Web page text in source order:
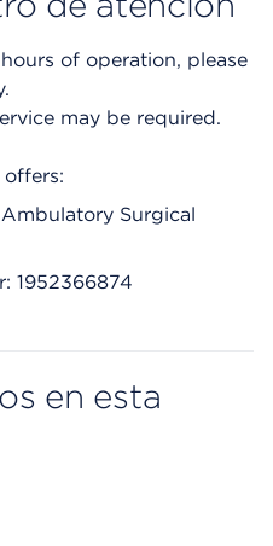
of operation, please
may be required.
Surgical
1952366874
en esta